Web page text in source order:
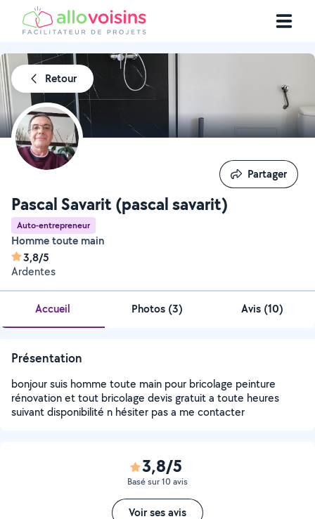
Retour
Pascal Savarit (pascal savarit)
Auto-entrepreneur
Homme toute main
3,8/5
Ardentes
Partager
Partager
Accueil Photos (3) Avis (10)
Présentation
bonjour suis homme toute main pour bricolage peinture
rénovation et tout bricolage devis gratuit a toute heures
suivant disponibilité n hésiter pas a me contacter
3,8/5
Basé sur 10 avis
Voir ses avis